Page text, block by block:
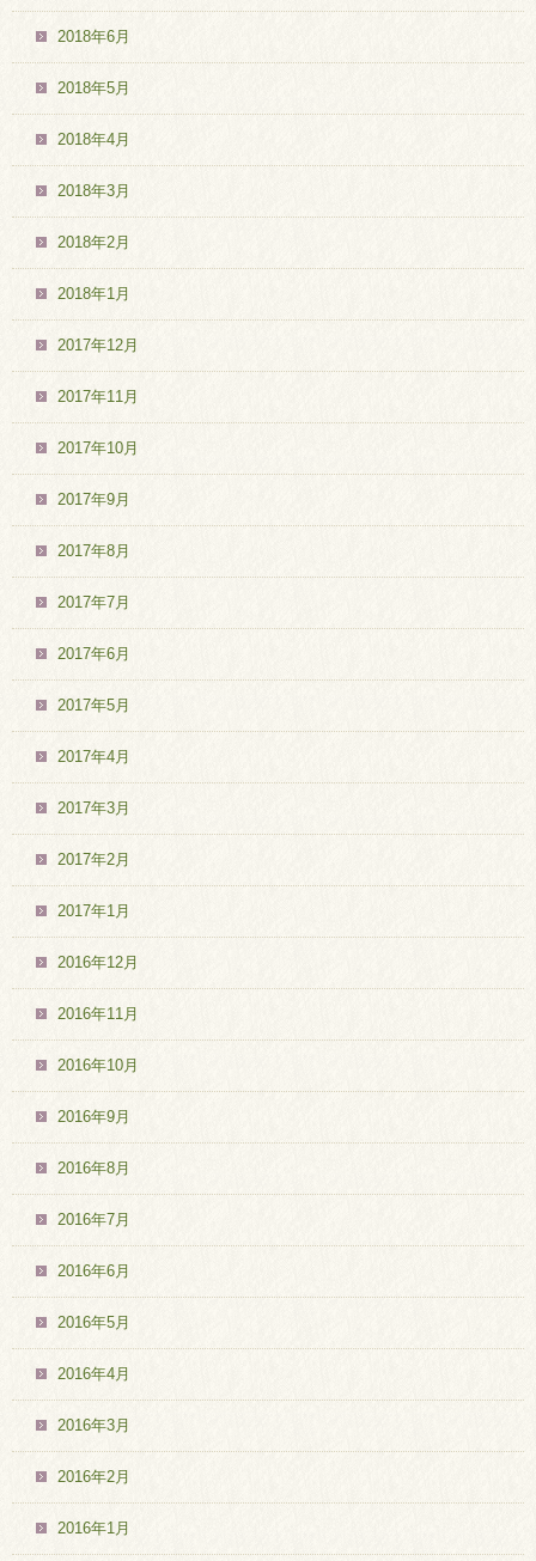
2018年6月
2018年5月
2018年4月
2018年3月
2018年2月
2018年1月
2017年12月
2017年11月
2017年10月
2017年9月
2017年8月
2017年7月
2017年6月
2017年5月
2017年4月
2017年3月
2017年2月
2017年1月
2016年12月
2016年11月
2016年10月
2016年9月
2016年8月
2016年7月
2016年6月
2016年5月
2016年4月
2016年3月
2016年2月
2016年1月